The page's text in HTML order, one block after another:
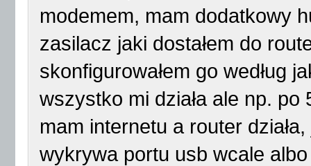
modemem, mam dodatkowy
zasilacz jaki dostałem do
skonfigurowałem go według
wszystko mi działa ale np. po
mam internetu a router
wykrywa portu usb wcale